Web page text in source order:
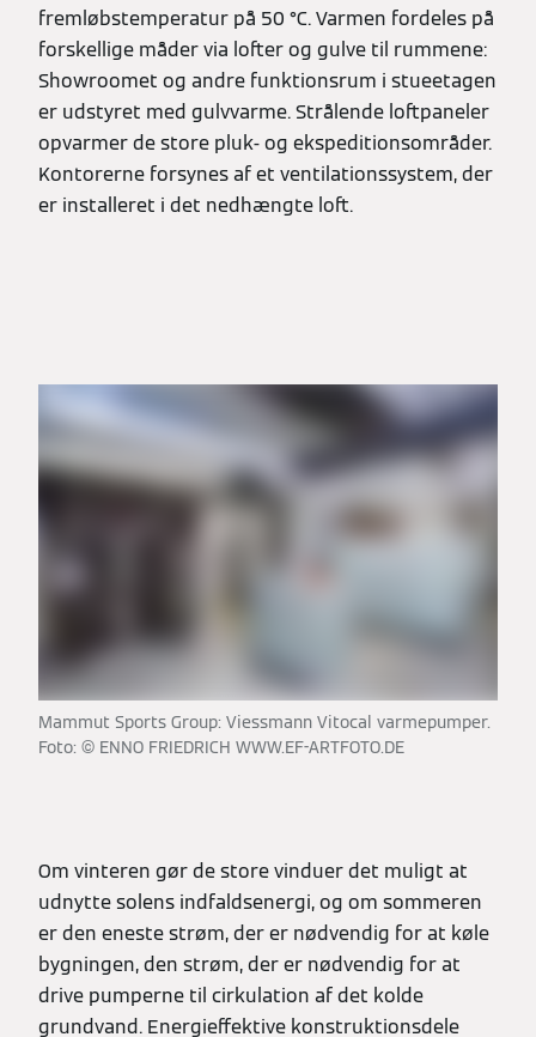
fremløbstemperatur på 50 °C. Varmen fordeles på
forskellige måder via lofter og gulve til rummene:
Showroomet og andre funktionsrum i stueetagen
er udstyret med gulvvarme. Strålende loftpaneler
opvarmer de store pluk- og ekspeditionsområder.
Kontorerne forsynes af et ventilationssystem, der
er installeret i det nedhængte loft.
Mammut Sports Group: Viessmann Vitocal varmepumper.
Foto: © ENNO FRIEDRICH WWW.EF-ARTFOTO.DE
Om vinteren gør de store vinduer det muligt at
udnytte solens indfaldsenergi, og om sommeren
er den eneste strøm, der er nødvendig for at køle
bygningen, den strøm, der er nødvendig for at
drive pumperne til cirkulation af det kolde
grundvand. Energieffektive konstruktionsdele